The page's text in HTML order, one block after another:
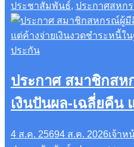
ประชาสัมพันธ์, ประกาศสหก
ประกาศ สมาชิกส
เงินปันผล-เฉลี่ยคืน
ชำระหนี้ในฐานะผู้
4 ส.ค. 25694 ส.ค. 2026เจ้า